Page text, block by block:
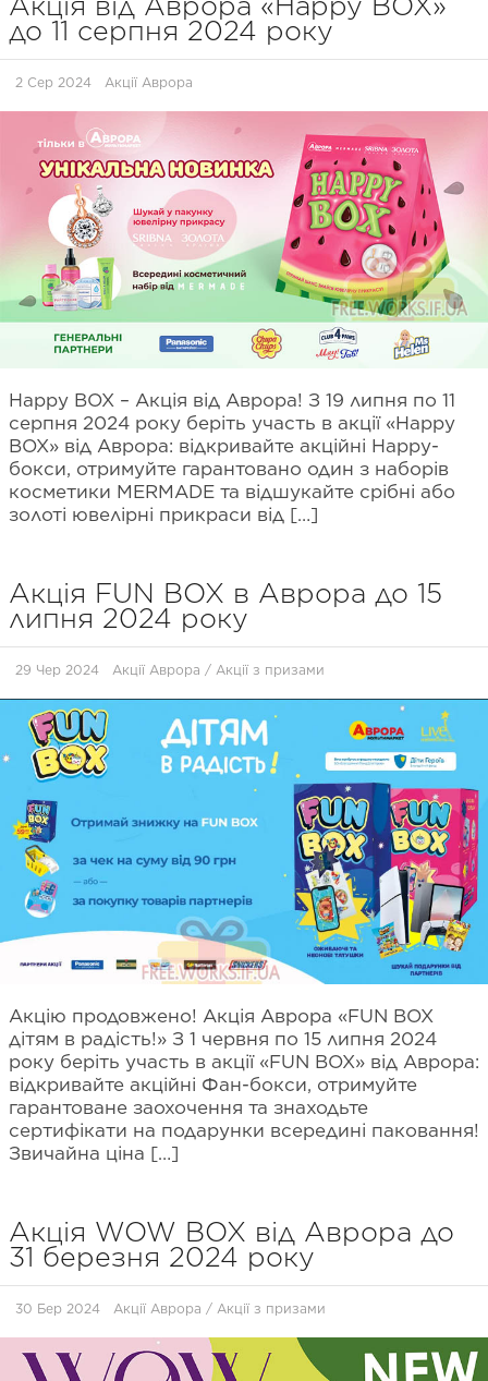
до 11 серпня 2024 року
2 Сер 2024 Акції Аврора
Happy BOX – Акція від Аврора! З 19 липня по 11
серпня 2024 року беріть участь в акції «Happy
BOX» від Аврора: відкривайте акційні Happy-
бокси, отримуйте гарантовано один з наборів
косметики MERMADE та відшукайте срібні або
золоті ювелірні прикраси від […]
Акція FUN BOX в Аврора до 15
липня 2024 року
29 Чер 2024 Акції Аврора / Акції з призами
Акцію продовжено! Акція Аврора «FUN BOX
дітям в радість!» З 1 червня по 15 липня 2024
року беріть участь в акції «FUN BOX» від Аврора:
відкривайте акційні Фан-бокси, отримуйте
гарантоване заохочення та знаходьте
сертифікати на подарунки всередині паковання!
Звичайна ціна […]
Акція WOW BOX від Аврора до
31 березня 2024 року
30 Бер 2024 Акції Аврора / Акції з призами